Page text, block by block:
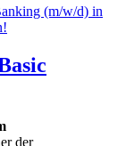
der